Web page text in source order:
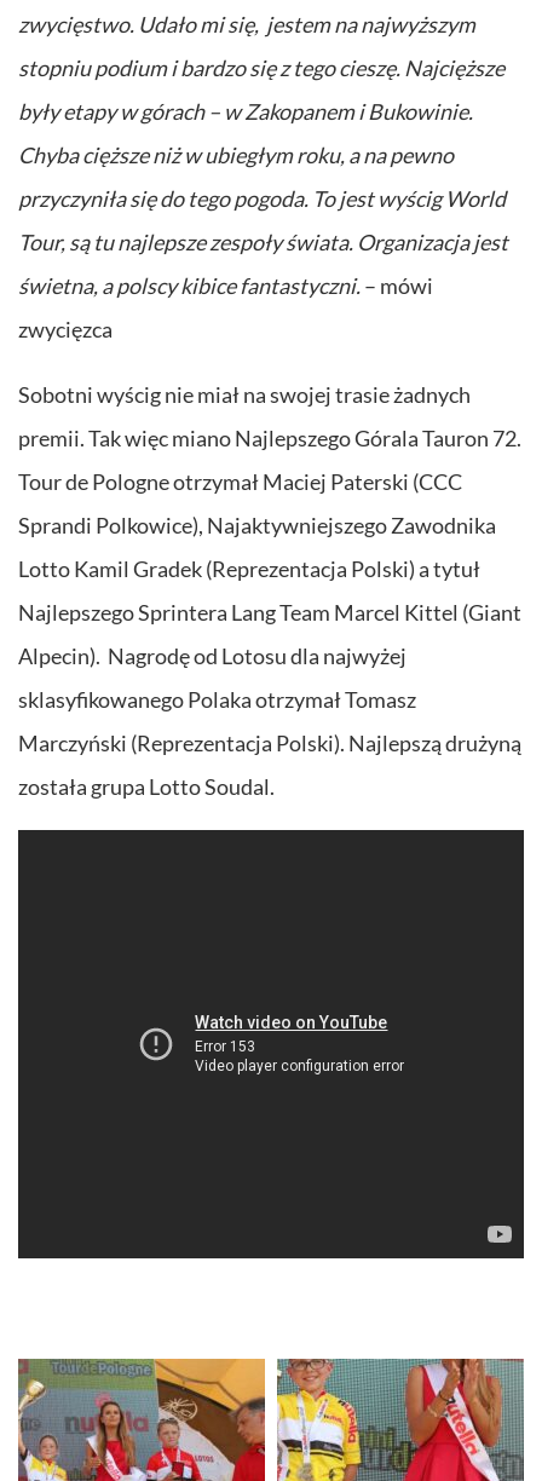
zwycięstwo. Udało mi się, jestem na najwyższym
stopniu podium i bardzo się z tego cieszę. Najcięższe
były etapy w górach – w Zakopanem i Bukowinie.
Chyba cięższe niż w ubiegłym roku, a na pewno
przyczyniła się do tego pogoda. To jest wyścig World
Tour, są tu najlepsze zespoły świata. Organizacja jest
świetna, a polscy kibice fantastyczni.– mówi
zwycięzca
Sobotni wyścig nie miał na swojej trasie żadnych
premii. Tak więc miano Najlepszego Górala Tauron 72.
Tour de Pologne otrzymał Maciej Paterski (CCC
Sprandi Polkowice), Najaktywniejszego Zawodnika
Lotto Kamil Gradek (Reprezentacja Polski) a tytuł
Najlepszego Sprintera Lang Team Marcel Kittel (Giant
Alpecin). Nagrodę od Lotosu dla najwyżej
sklasyfikowanego Polaka otrzymał Tomasz
Marczyński (Reprezentacja Polski). Najlepszą drużyną
została grupa Lotto Soudal.